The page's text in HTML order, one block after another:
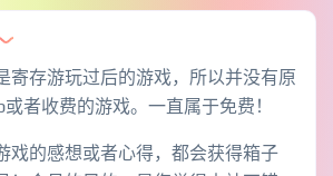
寄存游玩过后的游戏，所以并没有原
者收费的游戏。一直属于免费！
戏的感想或者心得，都会获得箱子